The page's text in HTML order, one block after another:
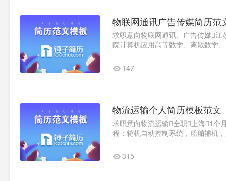
物联网通讯广告传媒简历范
求职意向物联网通讯、广告传媒
院计算机应用高等数学、离散数学
147
物流运输个人简历模板范文
求职意向物流运输全职上海1个
程：轮机自动控制系统，船舶辅机
315